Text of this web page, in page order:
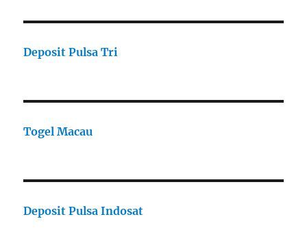
Deposit Pulsa Tri
Togel Macau
Deposit Pulsa Indosat